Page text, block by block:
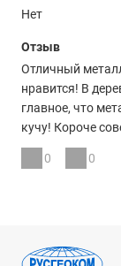
Нет
Отзыв
Отличный
нравится! В
главное, что
кучу! Короче
0 0